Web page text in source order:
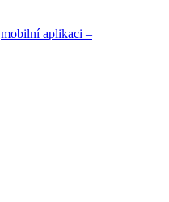
mobilní aplikaci –